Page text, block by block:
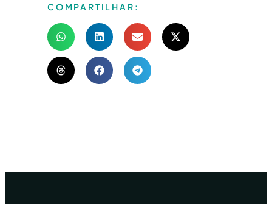
COMPARTILHAR: